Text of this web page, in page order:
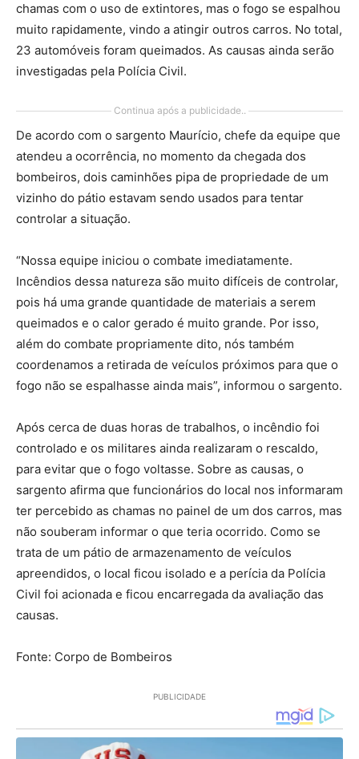
chamas com o uso de extintores, mas o fogo se espalhou
muito rapidamente, vindo a atingir outros carros. No total,
23 automóveis foram queimados. As causas ainda serão
investigadas pela Polícia Civil.
Continua após a publicidade..
De acordo com o sargento Maurício, chefe da equipe que
atendeu a ocorrência, no momento da chegada dos
bombeiros, dois caminhões pipa de propriedade de um
vizinho do pátio estavam sendo usados para tentar
controlar a situação.
“Nossa equipe iniciou o combate imediatamente.
Incêndios dessa natureza são muito difíceis de controlar,
pois há uma grande quantidade de materiais a serem
queimados e o calor gerado é muito grande. Por isso,
além do combate propriamente dito, nós também
coordenamos a retirada de veículos próximos para que o
fogo não se espalhasse ainda mais”, informou o sargento.
Após cerca de duas horas de trabalhos, o incêndio foi
controlado e os militares ainda realizaram o rescaldo,
para evitar que o fogo voltasse. Sobre as causas, o
sargento afirma que funcionários do local nos informaram
ter percebido as chamas no painel de um dos carros, mas
não souberam informar o que teria ocorrido. Como se
trata de um pátio de armazenamento de veículos
apreendidos, o local ficou isolado e a perícia da Polícia
Civil foi acionada e ficou encarregada da avaliação das
causas.
Fonte: Corpo de Bombeiros
PUBLICIDADE